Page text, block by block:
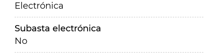
Electrónica
Subasta electrónica
No